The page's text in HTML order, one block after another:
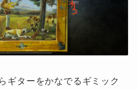
ギターをかなでるギミック